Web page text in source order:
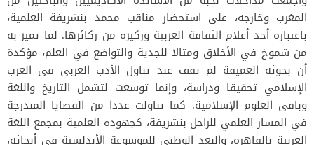
المغرب وخارجه، على استحضار مناقب محمد بنشريفة العلمية،
باعتباره أحد أعلام الثقافة العربية وركيزة من ركائزها. لما تميز به
من شموخ في الأخلاق ومثالا للجدية والتواضع في العلم، مؤكدة
أن بحوثه العميقة لم تقف عند تناول الأدب العربي في الغرب
الإسلامي تحقيقا ودراسة، وإنما توسعت لتشمل التاريخ واللغة
وباقي العلوم الإسلامية. كما تناولت عددا من القضايا المندرجة
في المسار العلمي للراحل بنشريفة، كجهوده العلمية بمجمع اللغة
العربية بالقاهرة، والبعد الوطني للموسوعة الأندلسية في أبحاثه،